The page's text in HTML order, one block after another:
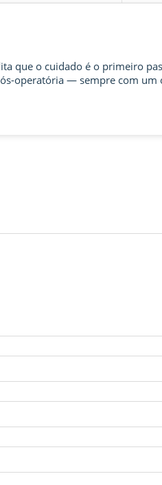
que o cuidado é o primeiro
operatória — sempre com um